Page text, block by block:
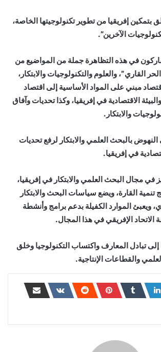
بتمكين إفريقيا من تطوير تكنولوجيتها الخاصة،
الآخرين”.‏
في هذه التظاهرة جملة من المواضيع من
القاري”، والعلوم ‏والتكنولوجيات والابتكار،
مبني على المواد الأساسية إلى اقتصاد
الاقتصادية في إفريقيا، وكذا تحديات وآفاق
‏والابتكار.‏
بالبحث العلمي والابتكار لرفع تحديات
في ‏إفريقيا.‏
في مجال البحث العلمي والابتكار في إفريقيا،
‏القارة، ويضع سياسات البحث والابتكار
ويعبئ الموارد الكفيلة ‏بدعم برامج وأنشطة
الإفريقي في هذا المجال.‏
تبادل المعارف واكتساب التكنولوجيا وخلق
‏والقطاعات الإنتاجية.‏